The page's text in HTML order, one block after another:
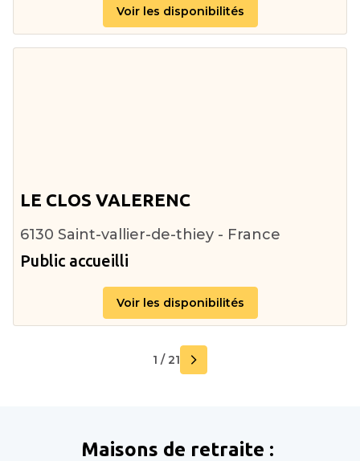
Voir les disponibilités
LE CLOS VALERENC
6130 Saint-vallier-de-thiey - France
Public accueilli
Voir les disponibilités
1 / 21
Maisons de retraite :